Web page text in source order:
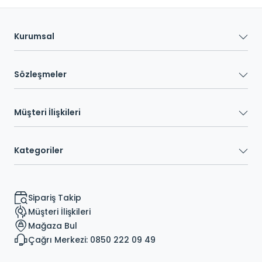
Kurumsal
Sözleşmeler
Müşteri İlişkileri
Kategoriler
Sipariş Takip
Müşteri İlişkileri
Mağaza Bul
Çağrı Merkezi: 0850 222 09 49